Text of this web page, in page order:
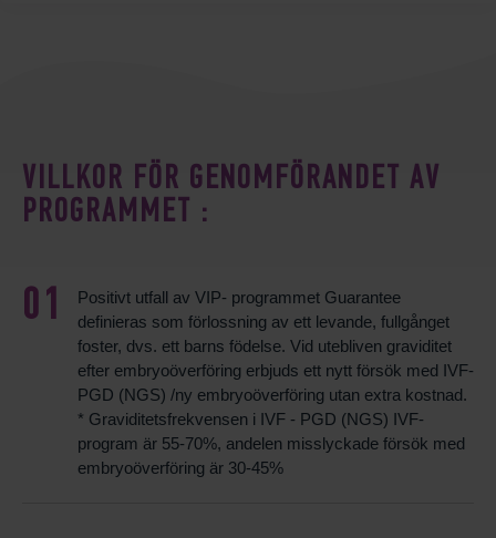
VILLKOR FÖR GENOMFÖRANDET AV
PROGRAMMET :
Positivt utfall av VIP- programmet Guarantee
definieras som förlossning av ett levande, fullgånget
foster, dvs. ett barns födelse. Vid utebliven graviditet
efter embryoöverföring erbjuds ett nytt försök med IVF-
PGD (NGS) /ny embryoöverföring utan extra kostnad.
* Graviditetsfrekvensen i IVF - PGD (NGS) IVF-
program är 55-70%, andelen misslyckade försök med
embryoöverföring är 30-45%